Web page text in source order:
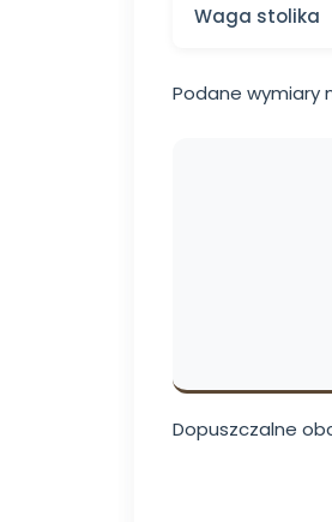
Waga stolika
Podane wymiary
Dopuszczalne